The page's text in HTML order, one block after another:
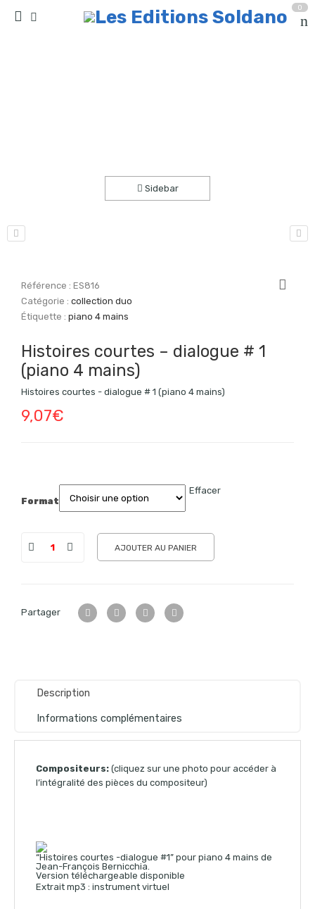
0
Sidebar
Référence :ES816
Catégorie :collection duo
Étiquette :piano 4 mains
Histoires courtes – dialogue # 1
(piano 4 mains)
Histoires courtes - dialogue # 1 (piano 4 mains)
9,07€
Format
Effacer
AJOUTER AU PANIER
Partager
Description
Informations complémentaires
Compositeurs: (cliquez sur une photo pour accéder à
l’intégralité des pièces du compositeur)
“Histoires courtes -dialogue #1” pour piano 4 mains de
Jean-François Bernicchia.
Version téléchargeable disponible
Extrait mp3 : instrument virtuel